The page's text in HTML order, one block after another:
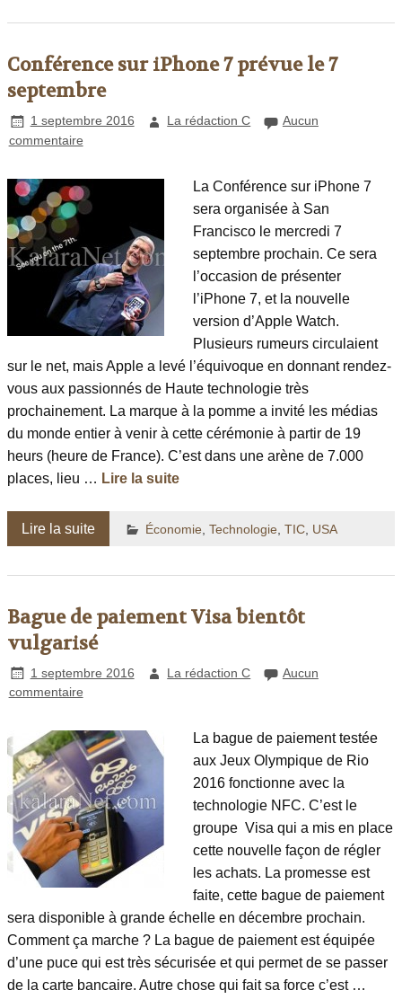
Conférence sur iPhone 7 prévue le 7
septembre
1 septembre 2016 La rédaction C
Aucun
commentaire
La Conférence sur iPhone 7
sera organisée à San
Francisco le mercredi 7
septembre prochain. Ce sera
l’occasion de présenter
l’iPhone 7, et la nouvelle
version d’Apple Watch.
Plusieurs rumeurs circulaient
sur le net, mais Apple a levé l’équivoque en donnant rendez-
vous aux passionnés de Haute technologie très
prochainement. La marque à la pomme a invité les médias
du monde entier à venir à cette cérémonie à partir de 19
heurs (heure de France). C’est dans une arène de 7.000
places, lieu … Lire la suite
Lire la suite Économie Technologie TIC, USA
Bague de paiement Visa bientôt
vulgarisé
1 septembre 2016 La rédaction C
Aucun
commentaire
La bague de paiement testée
aux Jeux Olympique de Rio
2016 fonctionne avec la
technologie NFC. C’est le
groupe Visa qui a mis en place
cette nouvelle façon de régler
les achats. La promesse est
faite, cette bague de paiement
sera disponible à grande échelle en décembre prochain.
Comment ça marche ? La bague de paiement est équipée
d’une puce qui est très sécurisée et qui permet de se passer
de la carte bancaire. Autre chose qui fait sa force c’est …